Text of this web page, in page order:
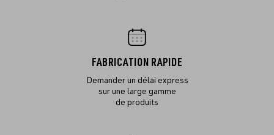
FABRICATION RAPIDE
Demander un délai express
sur une large gamme
de produits